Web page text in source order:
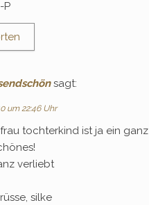
P
sagt:
um 22:46 Uhr
tochterkind ist ja ein ganz
verliebt
silke